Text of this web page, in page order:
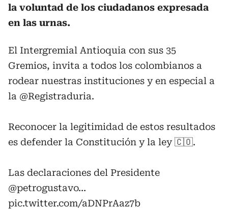
la voluntad de los ciudadanos expresada
en las urnas.
El Intergremial Antioquia con sus 35
Gremios, invita a todos los colombianos a
rodear nuestras instituciones y en especial a
la @Registraduria.
Reconocer la legitimidad de estos resultados
es defender la Constitución y la ley 🇨🇴.
Las declaraciones del Presidente
@petrogustavo…
pic.twitter.com/aDNPrAaz7b